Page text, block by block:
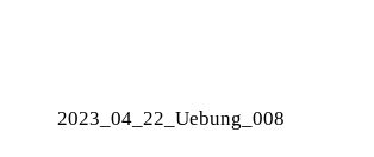
2023_04_22_Uebung_008